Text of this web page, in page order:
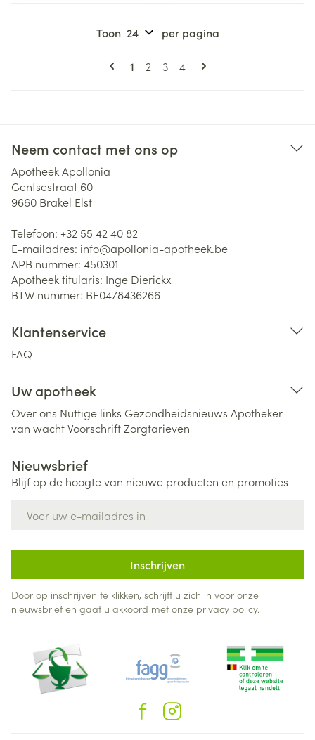
Pagina's
U lees momenteel pagina
1 Pagina
2 Pagina
3 Pagina
4
Toon per pagina
Neem contact met ons op
Apotheek Apollonia
Gentsestraat 60
9660 Brakel Elst
Telefoon: +32 55 42 40 82
E-mailadres: info@apollonia-apotheek.be
APB nummer: 450301
Apotheek titularis: Inge Dierickx
BTW nummer: BE0478436266
Klantenservice
FAQ
Uw apotheek
Over ons Nuttige links Gezondheidsnieuws Apotheker
van wachtVoorschriftZorgtarieven
Nieuwsbrief
Blijf op de hoogte van nieuwe producten en promoties
Inschrijven
Door op inschrijven te klikken, schrijft u zich in voor onze
nieuwsbrief en gaat u akkoord met onze privacy policy.